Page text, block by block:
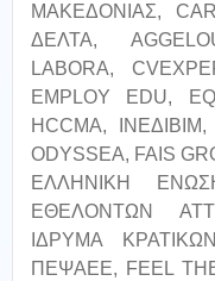
ΜΑΚΕΔΟΝΙΑΣ,
ΔΕΛΤΑ,
LABORA,
EMPLOY EDU,
HCCMA,
ODYSSEA, FAIS
ΕΛΛΗΝΙΚΗ
ΕΘΕΛΟΝΤΩΝ
ΙΔΡΥΜΑ
ΠΕΨΑΕΕ, FEEL